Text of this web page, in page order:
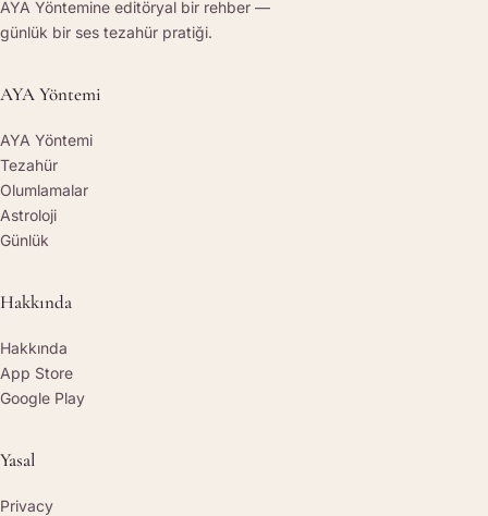
AYA Yöntemine editöryal bir rehber —
günlük bir ses tezahür pratiği.
AYA Yöntemi
AYA Yöntemi
Tezahür
Olumlamalar
Astroloji
Günlük
Hakkında
Hakkında
App Store
Google Play
Yasal
Privacy